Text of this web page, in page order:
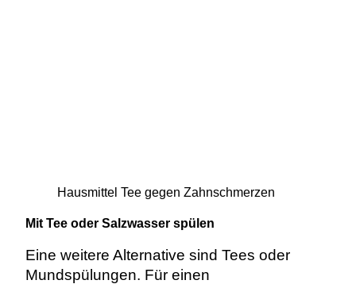
Hausmittel Tee gegen Zahnschmerzen
Mit Tee oder Salzwasser spülen
Eine weitere Alternative sind Tees oder
Mundspülungen. Für einen